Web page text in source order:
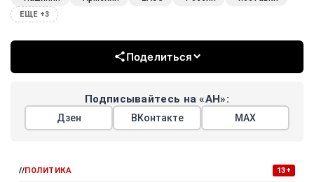
ЕЩЕ +3
Поделиться
Подписывайтесь на «АН»:
Дзен ВКонтакте МАХ
//ПОЛИТИКА 13+